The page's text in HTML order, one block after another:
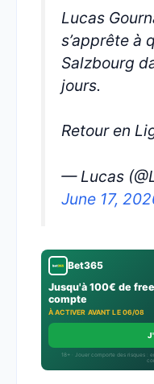
Lucas
s’apprête à
Salzbourg
jours.
Retour en
— Lucas
June 17,
Bet365
Jusqu'à 100€ de
compte
À ACTIVER AVANT LE 06/08
18+ · Jouer comporte des risques :